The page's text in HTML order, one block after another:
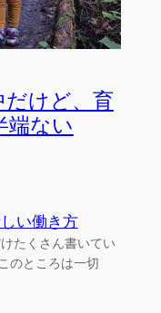
だけど、育
端ない
い働き方
たくさん書いてい
のところは一切